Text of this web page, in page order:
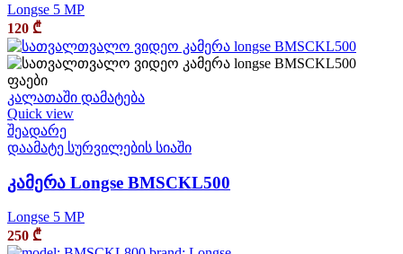
Longse 5 MP
120 ₾
კალათაში დამატება
Quick view
შეადარე
დაამატე სურვილების სიაში
კამერა Longse BMSCKL500
Longse 5 MP
250 ₾